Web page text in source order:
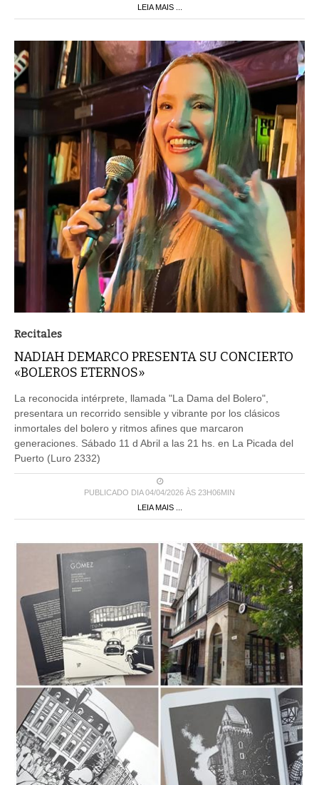
LEIA MAIS ...
Recitales
NADIAH DEMARCO PRESENTA SU CONCIERTO
«BOLEROS ETERNOS»
La reconocida intérprete, llamada "La Dama del Bolero",
presentara un recorrido sensible y vibrante por los clásicos
inmortales del bolero y ritmos afines que marcaron
generaciones. Sábado 11 d Abril a las 21 hs. en La Picada del
Puerto (Luro 2332)
PUBLICADO DIA 04/04/2026 ÀS 23H06MIN
LEIA MAIS ...